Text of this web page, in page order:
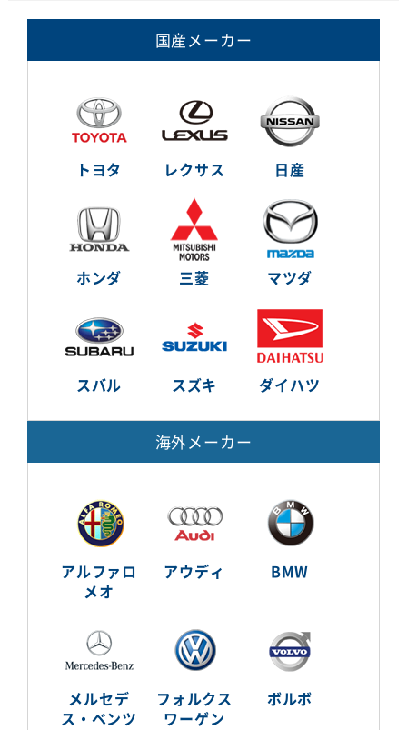
国産メーカー
トヨタ レクサス 日産
ホンダ 三菱 マツダ
スバル スズキ ダイハツ
海外メーカー
アルファロ
メオ
アウディ BMW
メルセデ
ス・ベンツ
フォルクス
ワーゲン
ボルボ